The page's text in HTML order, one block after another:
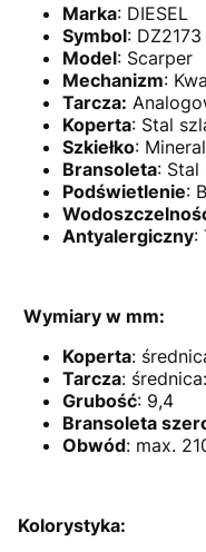
Marka: DIESEL
Symbol: DZ2173
Model: Scarper
Mechanizm:
Tarcza:
Koperta: Stal
Szkiełko:
Bransoleta: Stal
Podświetlenie:
Antyalergiczny:
Wymiary w mm:
Koperta:
Tarcza:
Grubość: 9,4
Bransoleta
Obwód: max.
Kolorystyka: